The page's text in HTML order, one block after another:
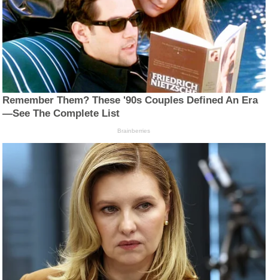
Remember Them? These '90s Couples Defined An Era
—See The Complete List
Brainberries